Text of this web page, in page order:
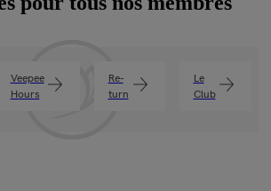
Veepee
Hours
Re-
turn
Le
Club